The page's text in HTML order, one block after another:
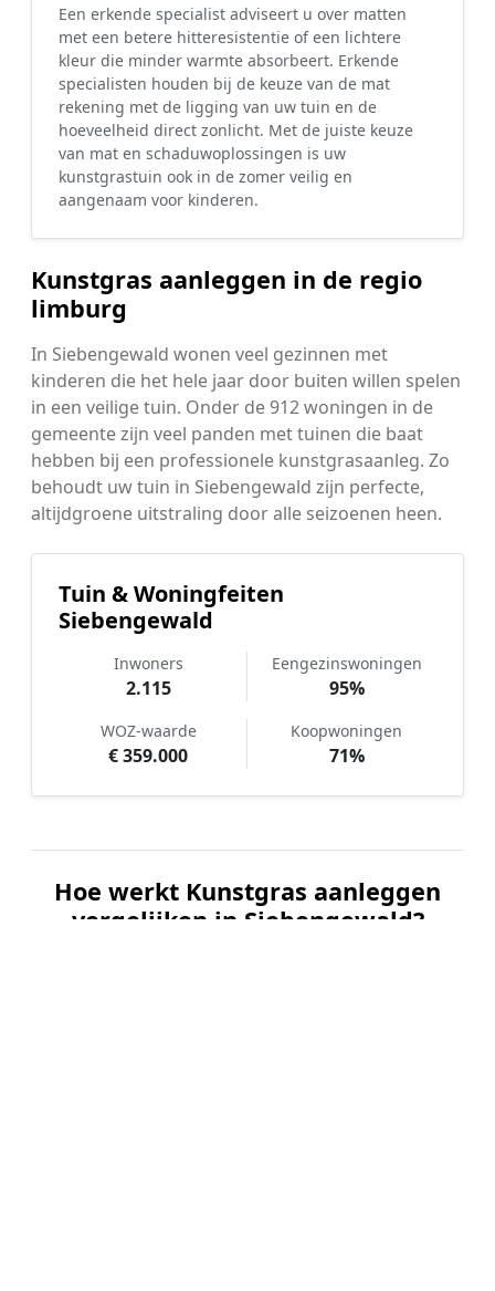
Een erkende specialist adviseert u over matten
met een betere hitteresistentie of een lichtere
kleur die minder warmte absorbeert. Erkende
specialisten houden bij de keuze van de mat
rekening met de ligging van uw tuin en de
hoeveelheid direct zonlicht. Met de juiste keuze
van mat en schaduwoplossingen is uw
kunstgrastuin ook in de zomer veilig en
aangenaam voor kinderen.
Kunstgras aanleggen in de regio
limburg
In Siebengewald wonen veel gezinnen met
kinderen die het hele jaar door buiten willen spelen
in een veilige tuin. Onder de 912 woningen in de
gemeente zijn veel panden met tuinen die baat
hebben bij een professionele kunstgrasaanleg. Zo
behoudt uw tuin in Siebengewald zijn perfecte,
altijdgroene uitstraling door alle seizoenen heen.
Tuin & Woningfeiten
Siebengewald
Inwoners
2.115
Eengezinswoningen
95%
WOZ-waarde
€ 359.000
Koopwoningen
71%
Hoe werkt Kunstgras aanleggen
vergelijken in Siebengewald?